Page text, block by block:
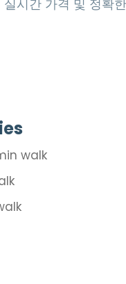
실시간 가격 및 정확
walk